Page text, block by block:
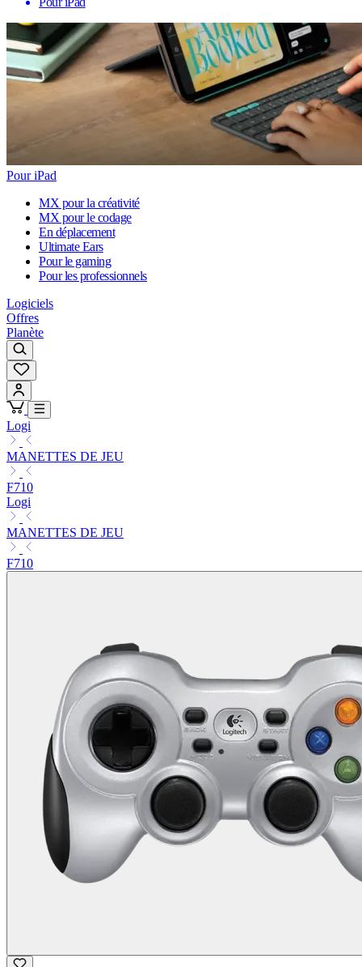
Pour iPad
MX pour la créativité
MX pour le codage
En déplacement
Ultimate Ears
Pour le gaming
Pour les professionnels
Logiciels
Offres
Planète
Logi
MANETTES DE JEU
F710
Logi
MANETTES DE JEU
F710